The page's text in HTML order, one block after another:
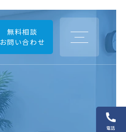
無料相談
お問い合わせ
電話